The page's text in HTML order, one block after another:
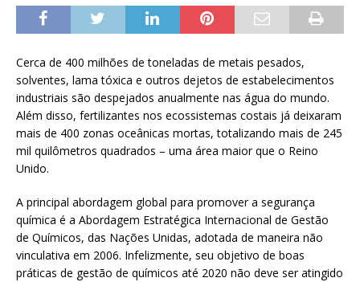
Cerca de 400 milhões de toneladas de metais pesados,
solventes, lama tóxica e outros dejetos de estabelecimentos
industriais são despejados anualmente nas água do mundo.
Além disso, fertilizantes nos ecossistemas costais já deixaram
mais de 400 zonas oceânicas mortas, totalizando mais de 245
mil quilômetros quadrados – uma área maior que o Reino
Unido.
A principal abordagem global para promover a segurança
química é a Abordagem Estratégica Internacional de Gestão
de Químicos, das Nações Unidas, adotada de maneira não
vinculativa em 2006. Infelizmente, seu objetivo de boas
práticas de gestão de químicos até 2020 não deve ser atingido